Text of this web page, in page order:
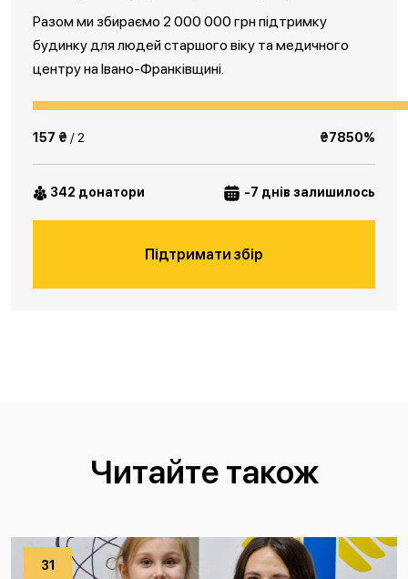
Разом ми збираємо 2 000 000 грн підтримку
будинку для людей старшого віку та медичного
центру на Івано-Франківщині.
157 ₴ / 2 ₴7850%
342 донатори -7 днів залишилось
Підтримати збір
Читайте також
31